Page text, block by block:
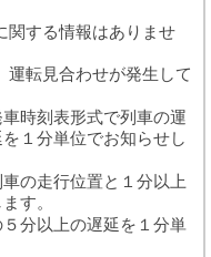
関する情報はありませ
運転見合わせが発生して
時刻表形式で列車の運
１分単位でお知らせし
の走行位置と１分以上
す。
５分以上の遅延を１分単